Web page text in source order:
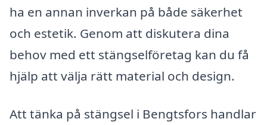
ha en annan inverkan på både säkerhet
och estetik. Genom att diskutera dina
behov med ett stängselföretag kan du få
hjälp att välja rätt material och design.
Att tänka på stängsel i Bengtsfors handlar